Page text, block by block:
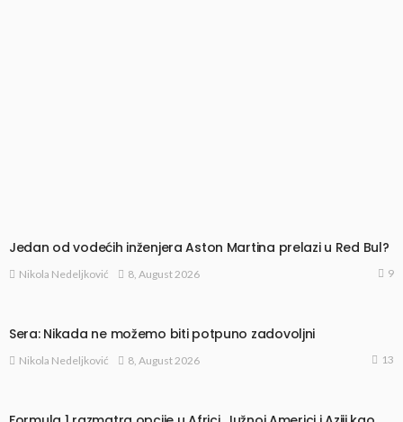
Jedan od vodećih inženjera Aston Martina prelazi u Red Bul?
Nikola Nedeljković 8, August 2026 9
Sera: Nikada ne možemo biti potpuno zadovoljni
Nikola Nedeljković 8, August 2026 13